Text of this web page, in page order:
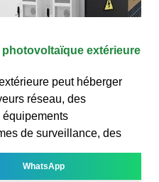
extérieure
peut héberger
réseau, des
équipements
de surveillance, des
WhatsApp